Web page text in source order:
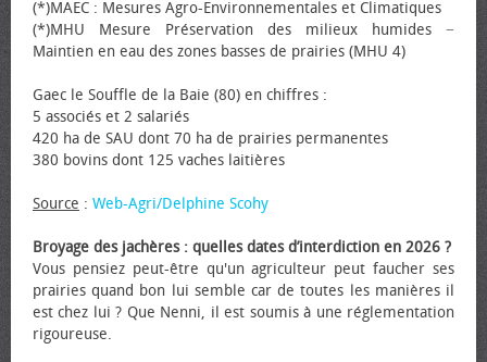
(*)MAEC : Mesures Agro-Environnementales et Climatiques
(*)MHU Mesure Préservation des milieux humides −
Maintien en eau des zones basses de prairies (MHU 4)
Gaec le Souffle de la Baie (80) en chiffres :
5 associés et 2 salariés
420 ha de SAU dont 70 ha de prairies permanentes
380 bovins dont 125 vaches laitières
Source : Web-Agri/Delphine Scohy
Broyage des jachères : quelles dates d’interdiction en 2026 ?
Vous pensiez peut-être qu'un agriculteur peut faucher ses
prairies quand bon lui semble car de toutes les manières il
est chez lui ? Que Nenni, il est soumis à une réglementation
rigoureuse.